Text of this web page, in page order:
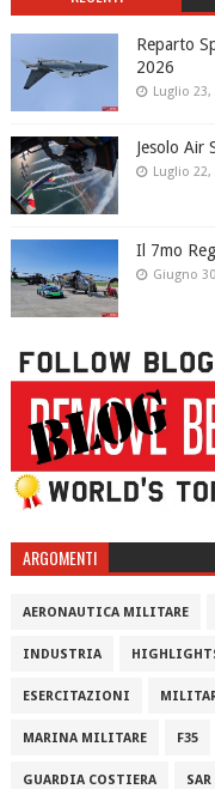
Reparto
2026
Luglio 23,
Jesolo Air
Luglio 22,
Il 7mo
Giugno
ARGOMENTI
AERONAUTICA MILITARE
INDUSTRIA
ESERCITAZIONI
MARINA MILITARE F35
GUARDIA COSTIERA SAR